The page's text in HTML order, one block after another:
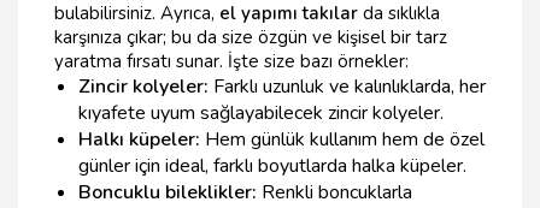
bulabilirsiniz. Ayrıca, el yapımı takılar da sıklıkla
karşınıza çıkar; bu da size özgün ve kişisel bir tarz
yaratma fırsatı sunar. İşte size bazı örnekler:
Zincir kolyeler: Farklı uzunluk ve kalınlıklarda, her
kıyafete uyum sağlayabilecek zincir kolyeler.
Halkı küpeler: Hem günlük kullanım hem de özel
günler için ideal, farklı boyutlarda halka küpeler.
Boncuklu bileklikler: Renkli boncuklarla